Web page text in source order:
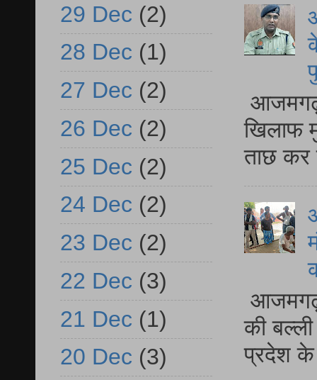
आजमगढ़
खिलाफ
ताछ कर
आजमगढ़
की
प्रदेश
29 Dec (2)
28 Dec (1)
27 Dec (2)
26 Dec (2)
25 Dec (2)
24 Dec (2)
23 Dec (2)
22 Dec (3)
21 Dec (1)
20 Dec (3)